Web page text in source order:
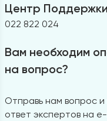
Центр
022 822 024
Вам необходим
на вопрос?
Отправь нам вопрос
ответ экспертов на